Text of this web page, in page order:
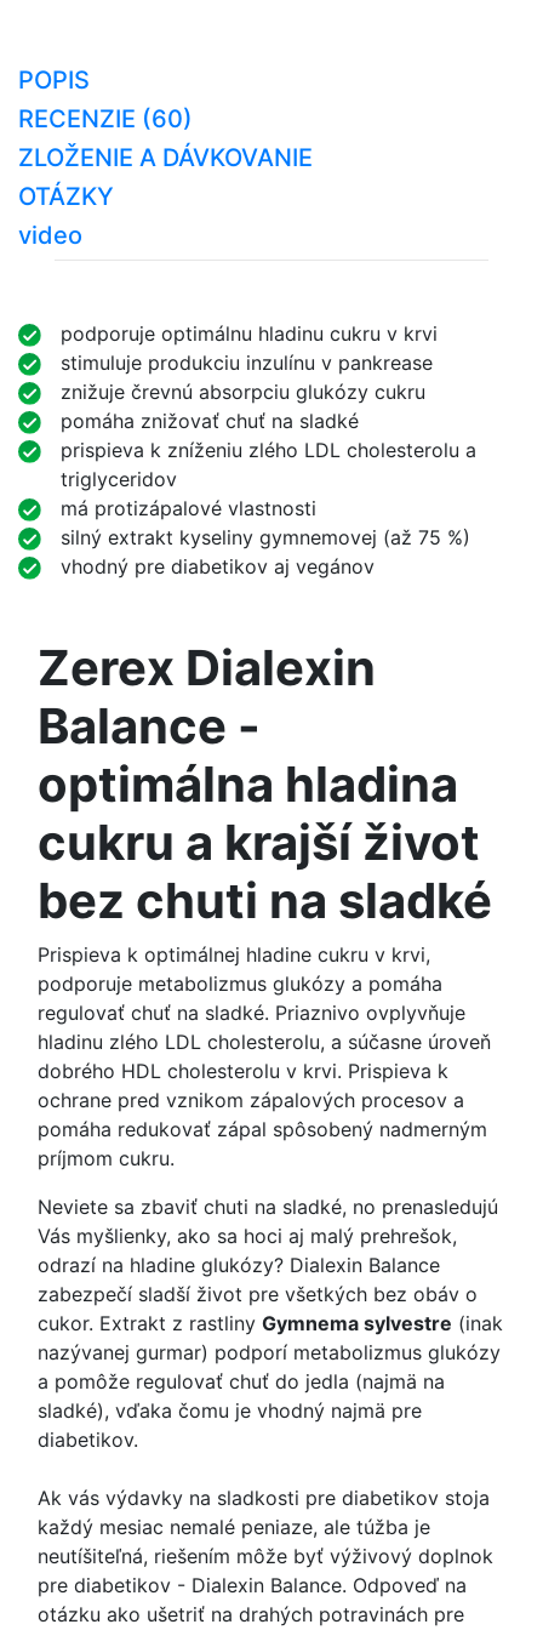
POPIS
RECENZIE (60)
ZLOŽENIE A DÁVKOVANIE
OTÁZKY
video
podporuje optimálnu hladinu cukru v krvi
stimuluje produkciu inzulínu v pankrease
znižuje črevnú absorpciu glukózy cukru
pomáha znižovať chuť na sladké
prispieva k zníženiu zlého LDL cholesterolu a
triglyceridov
má protizápalové vlastnosti
silný extrakt kyseliny gymnemovej (až 75 %)
vhodný pre diabetikov aj vegánov
Zerex Dialexin
Balance -
optimálna hladina
cukru a krajší život
bez chuti na sladké
Prispieva k optimálnej hladine cukru v krvi,
podporuje metabolizmus glukózy a pomáha
regulovať chuť na sladké. Priaznivo ovplyvňuje
hladinu zlého LDL cholesterolu, a súčasne úroveň
dobrého HDL cholesterolu v krvi. Prispieva k
ochrane pred vznikom zápalových procesov a
pomáha redukovať zápal spôsobený nadmerným
príjmom cukru.
Neviete sa zbaviť chuti na sladké, no prenasledujú
Vás myšlienky, ako sa hoci aj malý prehrešok,
odrazí na hladine glukózy? Dialexin Balance
zabezpečí sladší život pre všetkých bez obáv o
cukor. Extrakt z rastliny Gymnema sylvestre (inak
nazývanej gurmar) podporí metabolizmus glukózy
a pomôže regulovať chuť do jedla (najmä na
sladké), vďaka čomu je vhodný najmä pre
diabetikov.
Ak vás výdavky na sladkosti pre diabetikov stoja
každý mesiac nemalé peniaze, ale túžba je
neutíšiteľná, riešením môže byť výživový doplnok
pre diabetikov - Dialexin Balance. Odpoveď na
otázku ako ušetriť na drahých potravinách pre